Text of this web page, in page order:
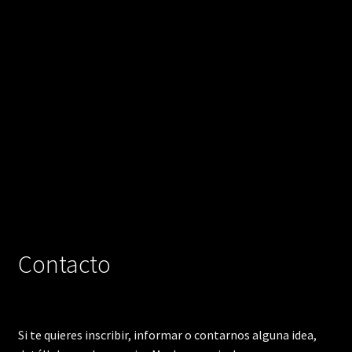
Contacto
Si te quieres inscribir, informar o contarnos alguna idea,